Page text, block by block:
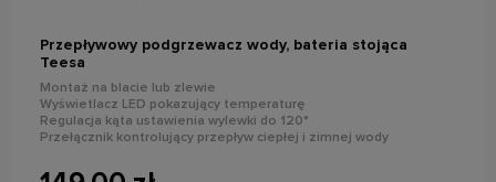
Przepływowy podgrzewacz wody, bateria stojąca
Teesa
Montaż na blacie lub zlewie
Wyświetlacz LED pokazujący temperaturę
Regulacja kąta ustawienia wylewki do 120°
Przełącznik kontrolujący przepływ ciepłej i zimnej wody